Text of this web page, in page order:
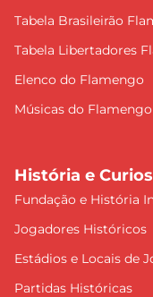
Tabela Brasileirão
Tabela Libertadores
Elenco do Flamengo
Músicas do Flamengo
História e
Fundação e História
Jogadores Históricos
Estádios e Locais de
Partidas Históricas